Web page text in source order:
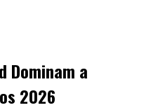
Dominam a
2026